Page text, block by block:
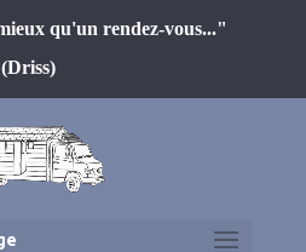
qu'un rendez-vous..."
(Driss)